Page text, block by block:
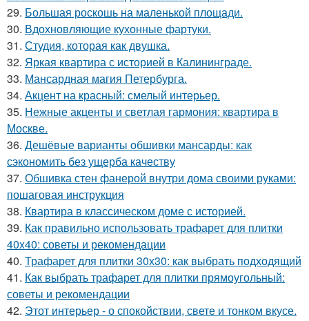
29. Большая роскошь на маленькой площади.
30. Вдохновляющие кухонные фартуки.
31. Студия, которая как двушка.
32. Яркая квартира с историей в Калининграде.
33. Мансардная магия Петербурга.
34. Акцент на красный: смелый интерьер.
35. Нежные акценты и светлая гармония: квартира в
Москве.
36. Дешёвые варианты обшивки мансарды: как
сэкономить без ущерба качеству
37. Обшивка стен фанерой внутри дома своими руками:
пошаговая инструкция
38. Квартира в классическом доме с историей.
39. Как правильно использовать трафарет для плитки
40x40: советы и рекомендации
40. Трафарет для плитки 30х30: как выбрать подходящий
41. Как выбрать трафарет для плитки прямоугольный:
советы и рекомендации
42. Этот интерьер - о спокойствии, свете и тонком вкусе.